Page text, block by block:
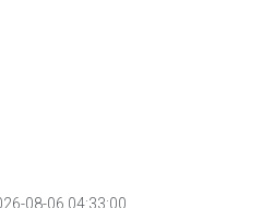
08-06 04:33:00